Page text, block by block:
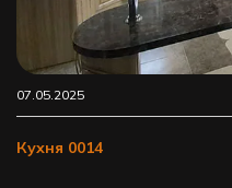
07.05.2025
Кухня 0014